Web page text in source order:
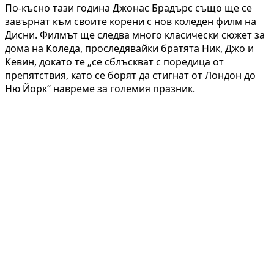
По-късно тази година Джонас Брадърс също ще се
завърнат към своите корени с нов коледен филм на
Дисни. Филмът ще следва много класически сюжет за
дома на Коледа, проследявайки братята Ник, Джо и
Кевин, докато те „се сблъскват с поредица от
препятствия, като се борят да стигнат от Лондон до
Ню Йорк“ навреме за големия празник.